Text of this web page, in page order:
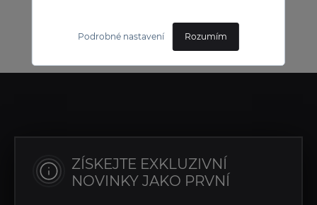
Podrobné nastavení Rozumím
ZÍSKEJTE EXKLUZIVNÍ
NOVINKY JAKO PRVNÍ